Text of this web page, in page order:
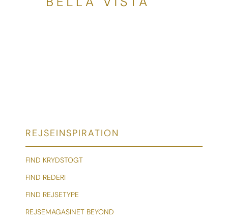
REJSEINSPIRATION
FIND KRYDSTOGT
FIND REDERI
FIND REJSETYPE
REJSEMAGASINET BEYOND